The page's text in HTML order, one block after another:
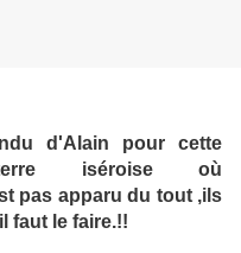
d'Alain pour cette
iséroise où
pas apparu du tout ,ils
faut le faire.!!